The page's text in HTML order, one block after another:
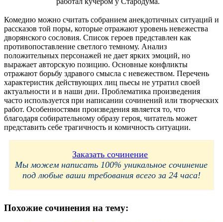
Комедию можно считать собранием анекдотичных ситуаций и
рассказов той поры, которые отражают уровень невежества
дворянского сословия. Список героев представлен как
противопоставление светлого темному. Анализ
положительных персонажей не дает ярких эмоций, но
выражает авторскую позицию. Основные конфликты
отражают борьбу здравого смысла с невежеством. Перечень
характеристик действующих лиц пьесы не утратил своей
актуальности и в наши дни. Проблематика произведения
часто используется при написании сочинений или творческих
работ. Особенностями произведения является то, что
благодаря собирательному образу героя, читатель может
представить себе трагичность и комичность ситуации.
Заказать сочинение
Мы можем написать 100% уникальное сочинение
под любые ваши требования всего за 24 часа!
Похожие сочинения на тему: